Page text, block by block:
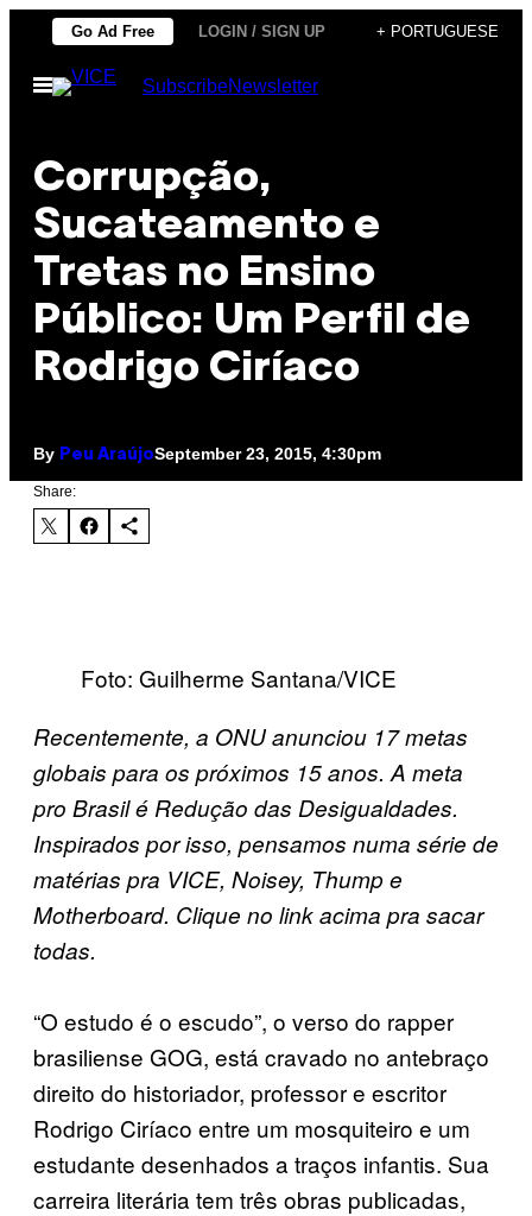
Skip
content
Go Ad Free LOGIN / SIGN UP + PORTUGUESE
Open
Menu
SubscribeNewsletter
Corrupção,
Sucateamento e
Tretas no Ensino
Público: Um Perfil de
Rodrigo Ciríaco
By Peu AraújoSeptember 23, 2015, 4:30pm
Share:
Foto: Guilherme Santana/VICE
Recentemente, a ONU anunciou 17 metas
globais para os próximos 15 anos. A meta
pro Brasil é Redução das Desigualdades.
Inspirados por isso, pensamos numa série de
matérias pra VICE, Noisey, Thump e
Motherboard. Clique no link acima pra sacar
todas.
“O estudo é o escudo”, o verso do rapper
brasiliense GOG, está cravado no antebraço
direito do historiador, professor e escritor
Rodrigo Ciríaco entre um mosquiteiro e um
estudante desenhados a traços infantis. Sua
carreira literária tem três obras publicadas,